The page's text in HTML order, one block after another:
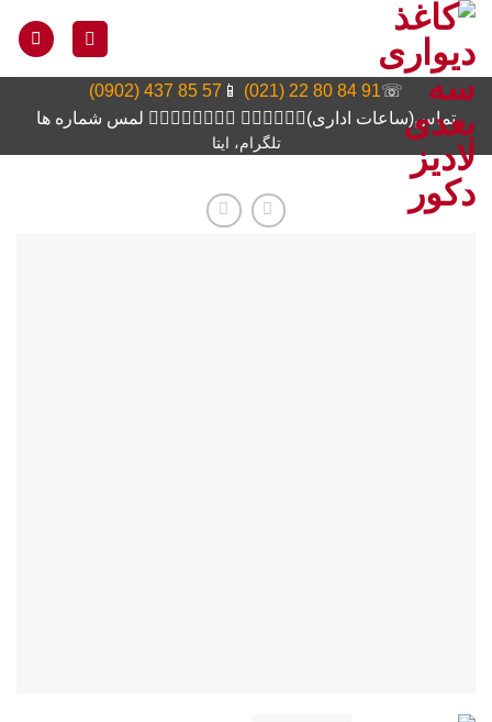
Skip
content
☏
91 84 80 22 (021)
📱
57 85 437 (0902)
تماس(ساعات اداری)👆🏻👆🏻👆🏻 👆🏻👆🏻👆🏻👆🏻 لمس شماره ها
تلگرام، ایتا